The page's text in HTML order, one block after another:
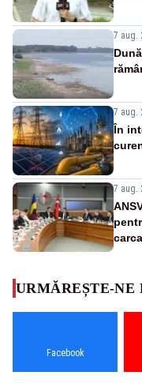
7 aug.
7 aug.
În
7 aug.
URMĂREȘTE-NE
Facebook